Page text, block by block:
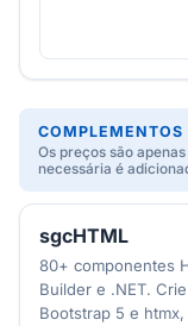
COMPLEMENTOS
Os preços são
necessária é
sgcHTML
80+ componentes
Builder e .NET.
Bootstrap 5 e